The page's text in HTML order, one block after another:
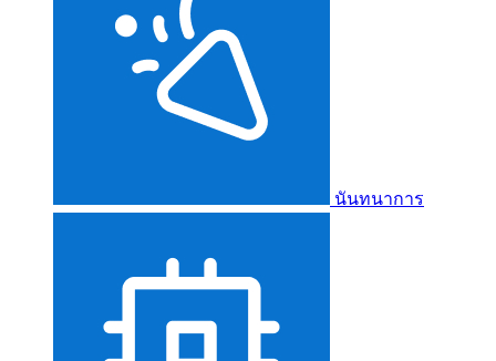
นันทนาการ